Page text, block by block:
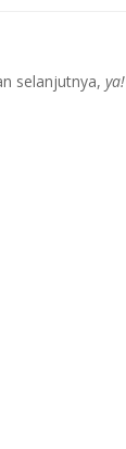
selanjutnya, ya!